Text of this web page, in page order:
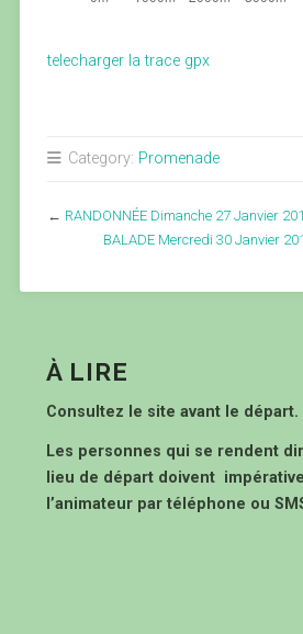
telecharger la trace gpx
Category: Promenade
← RANDONNÉE Dimanche 27 Janvier
BALADE Mercredi 30 Janvier
À LIRE
Consultez le site avant le départ.
Les personnes qui se rendent
lieu de départ doivent
l’animateur par téléphone ou